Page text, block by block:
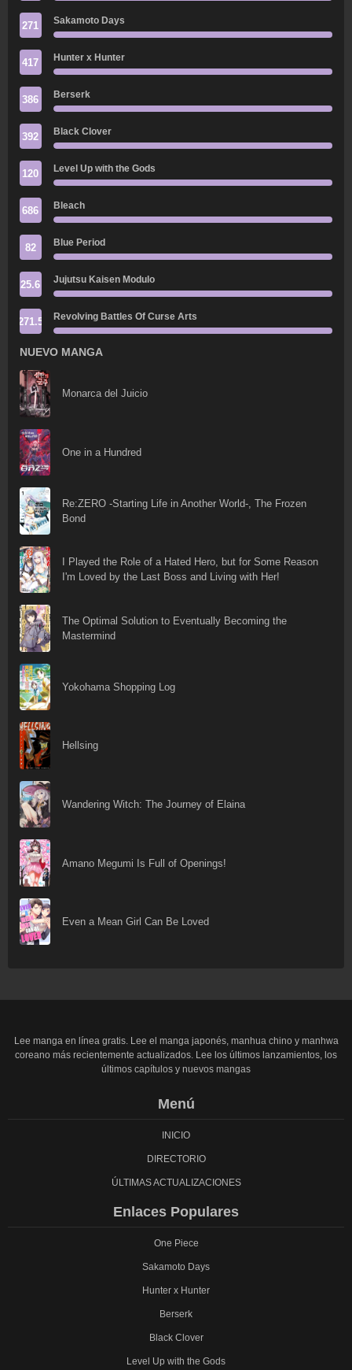
271 Sakamoto Days
417 Hunter x Hunter
386 Berserk
392 Black Clover
120 Level Up with the Gods
686 Bleach
82 Blue Period
25.6 Jujutsu Kaisen Modulo
271.5 Revolving Battles Of Curse Arts
NUEVO MANGA
Monarca del Juicio
One in a Hundred
Re:ZERO -Starting Life in Another World-, The Frozen
Bond
I Played the Role of a Hated Hero, but for Some Reason
I'm Loved by the Last Boss and Living with Her!
The Optimal Solution to Eventually Becoming the
Mastermind
Yokohama Shopping Log
Hellsing
Wandering Witch: The Journey of Elaina
Amano Megumi Is Full of Openings!
Even a Mean Girl Can Be Loved
Lee manga en línea gratis. Lee el manga japonés, manhua chino y manhwa
coreano más recientemente actualizados. Lee los últimos lanzamientos, los
últimos capítulos y nuevos mangas
Menú
INICIO
DIRECTORIO
ÚLTIMAS ACTUALIZACIONES
Enlaces Populares
One Piece
Sakamoto Days
Hunter x Hunter
Berserk
Black Clover
Level Up with the Gods